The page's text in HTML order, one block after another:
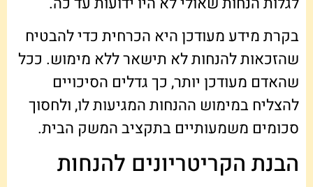
בקרת מידע מעודכן היא הכרחית כדי להבטיח
שהזכאות להנחות לא תישאר ללא מימוש. ככל
שהאדם מעודכן יותר, כך גדלים הסיכויים
להצליח במימוש ההנחות המגיעות לו, ולחסוך
סכומים משמעותיים בתקציב המשק הבית.
הבנת הקריטריונים להנחות